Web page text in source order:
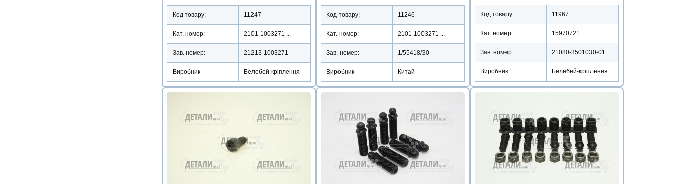
Код товару: 11247
Кат. номер: 2101-1003271 ...
Зав. номер: 21213-1003271
Виробник Белебей-кріплення
Код товару: 11246
Кат. номер: 2101-1003271 ...
Зав. номер: 1/55418/30
Виробник Китай
Код товару: 11967
Кат. номер: 15970721
Зав. номер: 21080-3501030-01
Виробник Белебей-кріплення